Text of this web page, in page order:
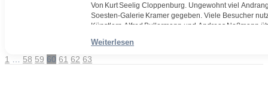
Von Kurt Seelig Cloppenburg. Ungewohnt viel
Soesten‑Galerie Kramer gegeben. Viele Besucher
Künstlern Alfred Bullermann und Andreas Noßmann
diplomierten Designers und Schmiedemeisters
Weiterlesen
Weiterlesen
Beitragsnavigation
Seite
1 … Seite
58 Seite
59 Seite
60 Seite
61 Seite
62 Seite
63